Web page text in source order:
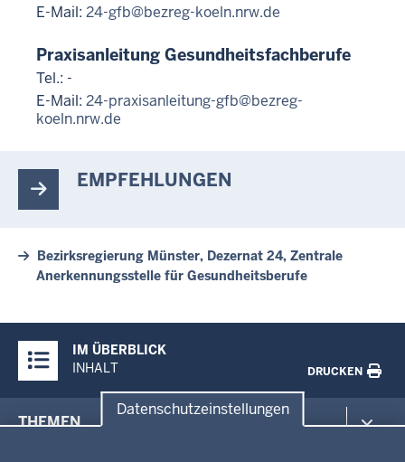
Datenschutzeinstellungen
E-Mail: 24-gfb@bezreg-koeln.nrw.de
Praxisanleitung Gesundheitsfachberufe
Tel.: -
E-Mail: 24-praxisanleitung-gfb@bezreg-
koeln.nrw.de
EMPFEHLUNGEN
Bezirksregierung Münster, Dezernat 24, Zentrale
Anerkennungsstelle für Gesundheitsberufe
Inhalte
IM ÜBERBLICK
INHALT
DRUCKEN
in
THEMEN